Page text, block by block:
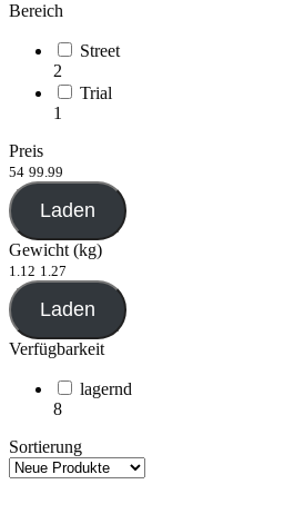
Bereich
Street
2
Trial
1
Preis
54 99.99
Laden
Gewicht (kg)
1.12 1.27
Laden
Verfügbarkeit
lagernd
8
Sortierung